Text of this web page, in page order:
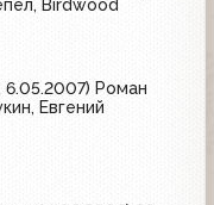
Birdwood
6.05.2007) Роман
Евгений